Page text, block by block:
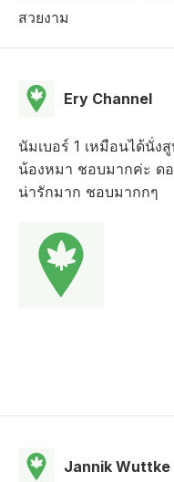
สวยงาม
Ery Channel
นัมเบอร์ 1 เหมือนได้นั่ง
น้องหมา ชอบมากค่ะ ด
น่ารักมาก ชอบมากกๆ
Jannik Wuttke